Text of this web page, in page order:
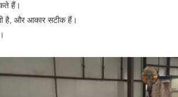
हैं।
है, और आकार सटीक हैं।